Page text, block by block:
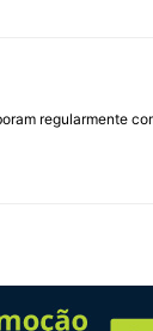
regularmente